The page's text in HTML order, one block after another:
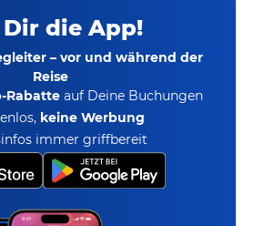
Dir die App!
– vor und während der
Reise
Rabatte auf Deine Buchungen
keine Werbung
immer griffbereit